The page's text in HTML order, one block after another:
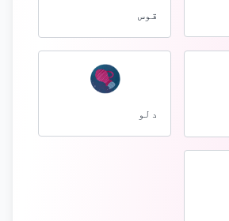
قوس
دلو